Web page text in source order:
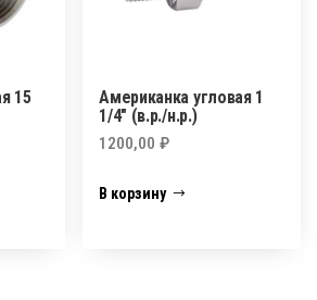
15
Американка угловая 1
1/4″ (в.р./н.р.)
1200,00₽
В корзину